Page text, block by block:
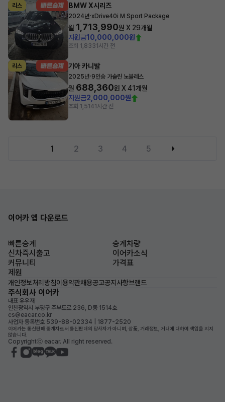
리스 BMW X시리즈
2024년·xDrive40i M Sport Package
월 1,713,990원 X 29개월
지원금10,000,000원
조회 1,8331시간 전
리스 기아 카니발
2025년·9인승 가솔린 노블레스
월 688,360원 X41개월
지원금2,000,000원
조회 1,5141시간 전
1 2 3 4 5
이어카 앱 다운로드
빠른승계
승계차량
신차즉시출고
이어카소식
커뮤니티
가격표
제원
개인정보처리방침이용약관채용공고공지사항브랜드
주식회사 이어카
대표 유우재
인천광역시 부평구 주부토로 236, D동 1514호
cs@eacar.co.kr
사업자 등록번호 539-88-02334 | 1877-2520
이어카는 통신판매 중개자로서 통신판매의 당사자가 아니며, 상품, 거래정보, 거래에 대하여 책임을 지지
않습니다.
Copyrightⓒ eacar. All right reserved.